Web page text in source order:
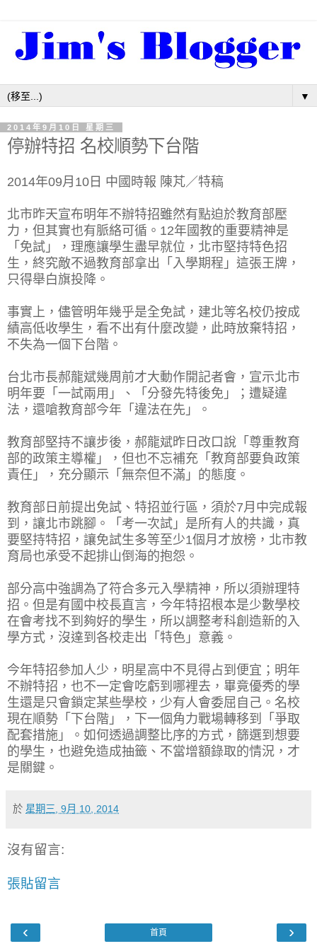
▼
2014年9月10日 星期三
停辦特招 名校順勢下台階
2014年09月10日 中國時報 陳芃／特稿
北市昨天宣布明年不辦特招雖然有點迫於教育部壓
力，但其實也有脈絡可循。12年國教的重要精神是
「免試」，理應讓學生盡早就位，北市堅持特色招
生，終究敵不過教育部拿出「入學期程」這張王牌，
只得舉白旗投降。
事實上，儘管明年幾乎是全免試，建北等名校仍按成
績高低收學生，看不出有什麼改變，此時放棄特招，
不失為一個下台階。
台北市長郝龍斌幾周前才大動作開記者會，宣示北市
明年要「一試兩用」、「分發先特後免」；遭疑違
法，還嗆教育部今年「違法在先」。
教育部堅持不讓步後，郝龍斌昨日改口說「尊重教育
部的政策主導權」，但也不忘補充「教育部要負政策
責任」，充分顯示「無奈但不滿」的態度。
教育部日前提出免試、特招並行區，須於7月中完成報
到，讓北市跳腳。「考一次試」是所有人的共識，真
要堅持特招，讓免試生多等至少1個月才放榜，北市教
育局也承受不起排山倒海的抱怨。
部分高中強調為了符合多元入學精神，所以須辦理特
招。但是有國中校長直言，今年特招根本是少數學校
在會考找不到夠好的學生，所以調整考科創造新的入
學方式，沒達到各校走出「特色」意義。
今年特招參加人少，明星高中不見得占到便宜；明年
不辦特招，也不一定會吃虧到哪裡去，畢竟優秀的學
生還是只會鎖定某些學校，少有人會委屈自己。名校
現在順勢「下台階」，下一個角力戰場轉移到「爭取
配套措施」。如何透過調整比序的方式，篩選到想要
的學生，也避免造成抽籤、不當增額錄取的情況，才
是關鍵。
於 星期三, 9月 10, 2014
沒有留言:
張貼留言
‹ ›
首頁